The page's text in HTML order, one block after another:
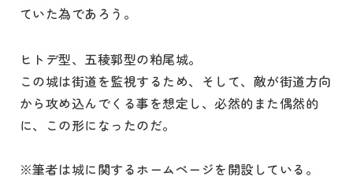
ていた為であろう。
ヒトデ型、五稜郭型の粕尾城。
この城は街道を監視するため、そして、敵が街道方向
から攻め込んでくる事を想定し、必然的また偶然的
に、この形になったのだ。
※筆者は城に関するホームページを開設している。